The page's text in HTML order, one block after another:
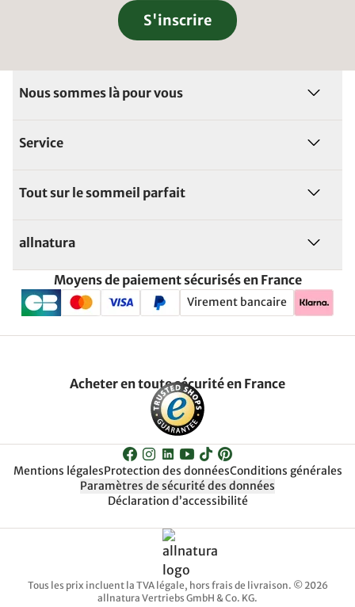
S'inscrire
Nous sommes là pour vous
Service
Tout sur le sommeil parfait
allnatura
Moyens de paiement sécurisés en France
Virement bancaire
Acheter en toute sécurité en France
Mentions légalesProtection des donnéesConditions générales
Paramètres de sécurité des données
Déclaration d’accessibilité
Tous les prix incluent la TVA légale, hors frais de livraison. © 2026
allnatura Vertriebs GmbH & Co. KG.